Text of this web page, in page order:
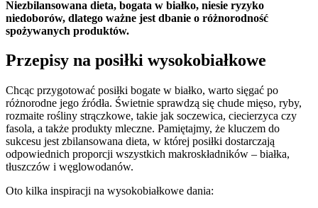
Niezbilansowana dieta, bogata w białko, niesie ryzyko
niedoborów, dlatego ważne jest dbanie o różnorodność
spożywanych produktów.
Przepisy na posiłki wysokobiałkowe
Chcąc przygotować posiłki bogate w białko, warto sięgać po
różnorodne jego źródła. Świetnie sprawdzą się chude mięso, ryby,
rozmaite rośliny strączkowe, takie jak soczewica, ciecierzyca czy
fasola, a także produkty mleczne. Pamiętajmy, że kluczem do
sukcesu jest zbilansowana dieta, w której posiłki dostarczają
odpowiednich proporcji wszystkich makroskładników – białka,
tłuszczów i węglowodanów.
Oto kilka inspiracji na wysokobiałkowe dania: